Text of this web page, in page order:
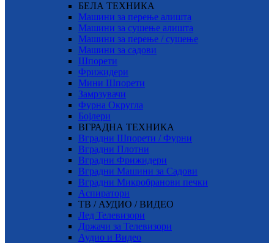
БЕЛА ТЕХНИКА
Машини за перење алишта
Машини за сушење алишта
Машини за перење / сушење
Машини за садови
Шпорети
Фрижидери
Мини Шпорети
Замрзувачи
Фурна Округла
Бојлери
ВГРАДНА ТЕХНИКА
Вградни Шпорети / Фурни
Вградни Плотни
Вградни Фрижидери
Вградни Машини за Садови
Вградни Микробранови печки
Аспиратори
ТВ / АУДИО / ВИДЕО
Лед Телевизори
Држачи за Телевизори
Аудио и Видео